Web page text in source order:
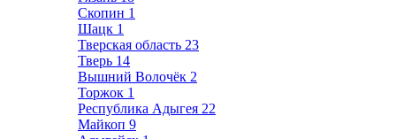
Скопин 1
Шацк 1
Тверская область 23
Тверь 14
Вышний Волочёк 2
Торжок 1
Республика Адыгея 22
Майкоп 9